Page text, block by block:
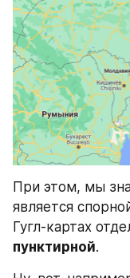
При этом, мы
является
пунктирной.